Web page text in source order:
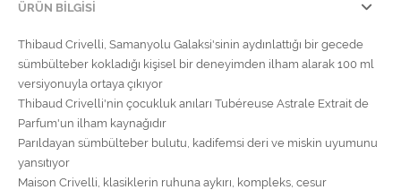
ÜRÜN BILGISI
Thibaud Crivelli, Samanyolu Galaksi'sinin aydınlattığı bir gecede
sümbülteber kokladığı kişisel bir deneyimden ilham alarak 100 ml
versiyonuyla ortaya çıkıyor
Thibaud Crivelli'nin çocukluk anıları Tubéreuse Astrale Extrait de
Parfum'un ilham kaynağıdır
Parıldayan sümbülteber bulutu, kadifemsi deri ve miskin uyumunu
yansıtıyor
Maison Crivelli, klasiklerin ruhuna aykırı, kompleks, cesur